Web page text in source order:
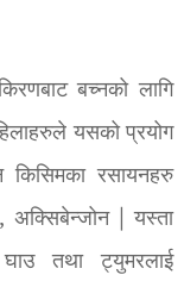
बच्नको लागि
यसको प्रयोग
किसिमका रसायनहरु
अक्सिबेन्जोन | यस्ता
तथा ट्युमरलाई